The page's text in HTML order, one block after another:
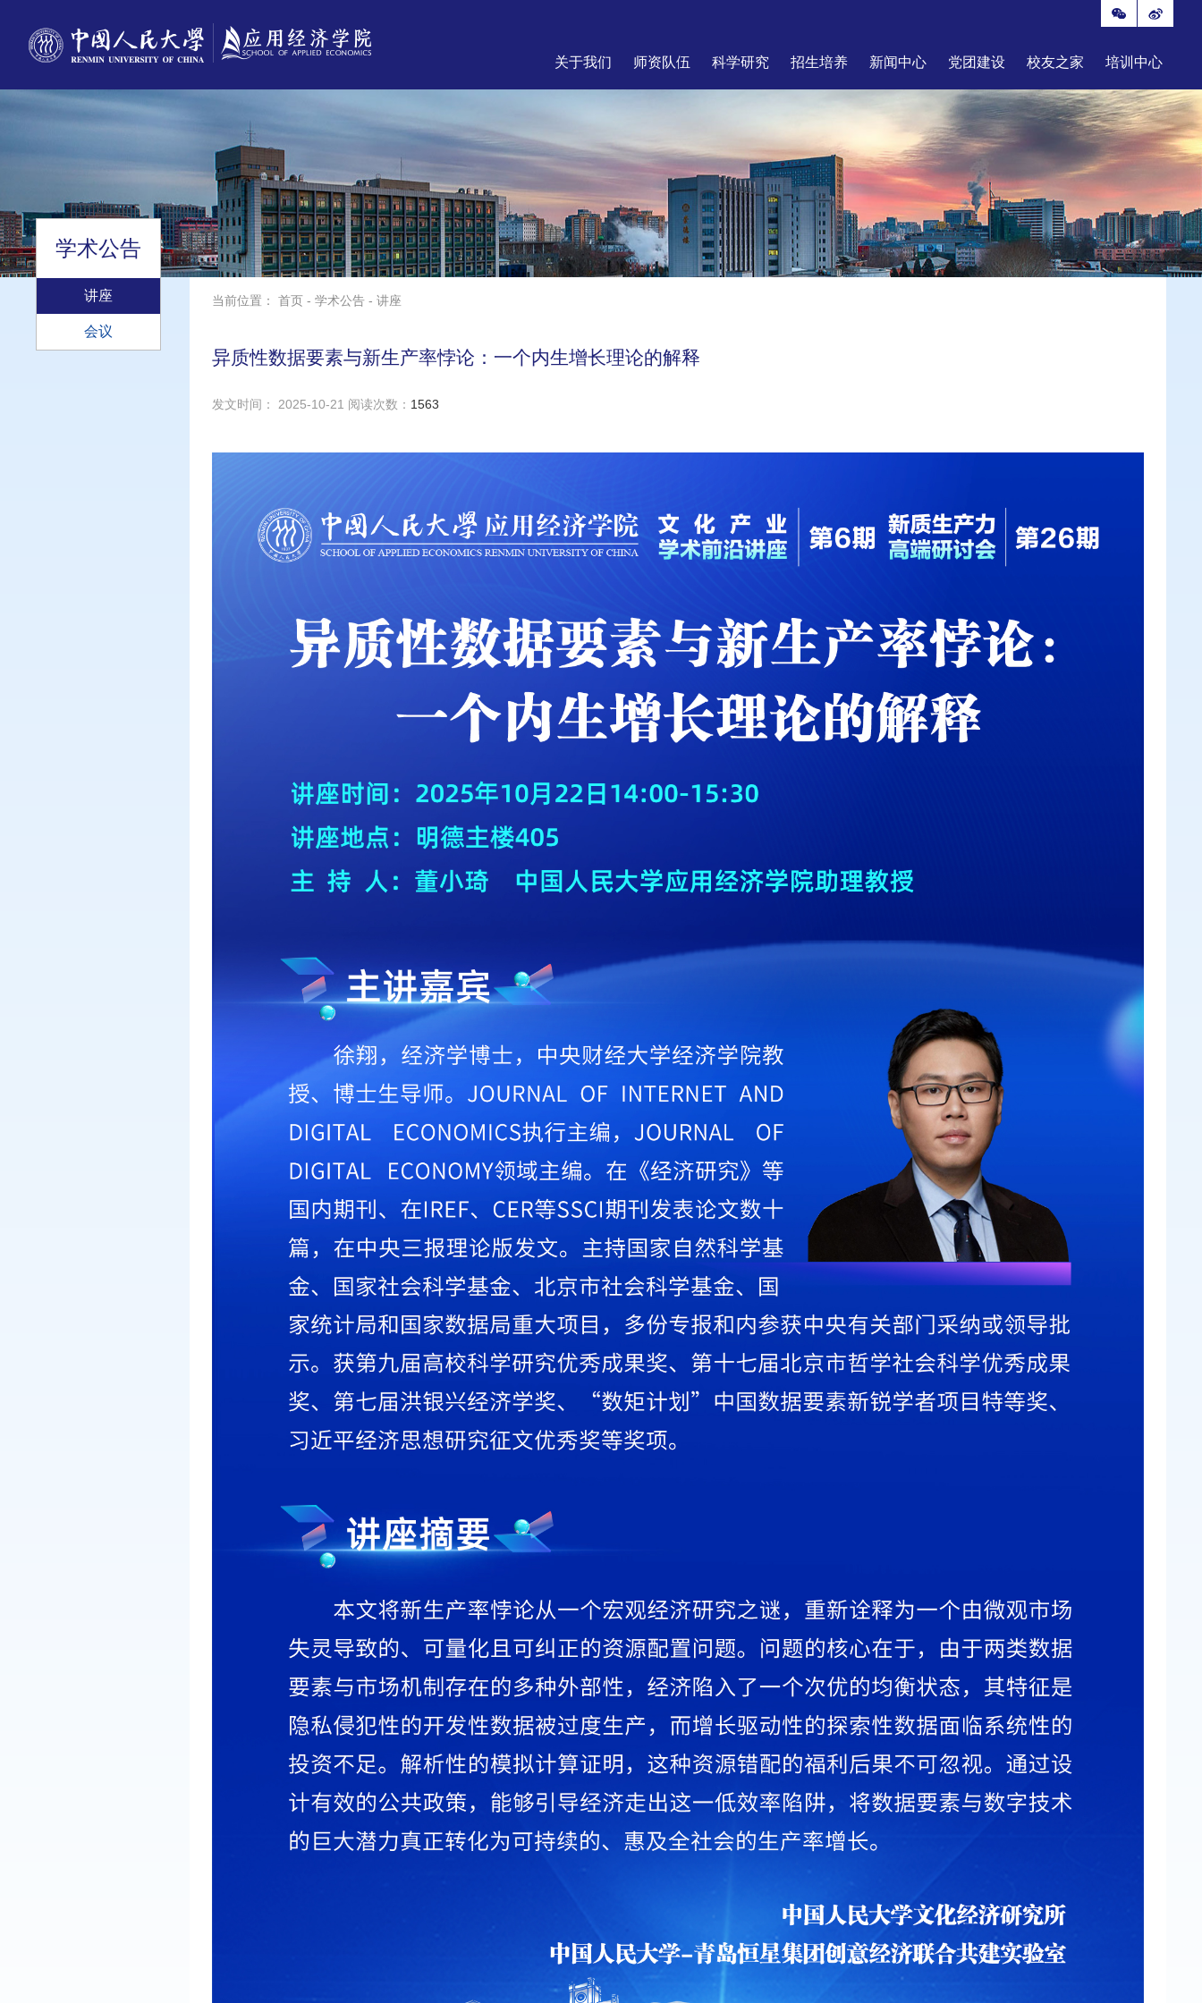
关于我们 师资队伍 科学研究 招生培养 新闻中心 党团建设 校友之家 培训中心
学术公告
讲座
会议
当前位置：首页 -学术公告 -讲座
异质性数据要素与新生产率悖论：一个内生增长理论的解释
发文时间： 2025-10-21 阅读次数： 1563